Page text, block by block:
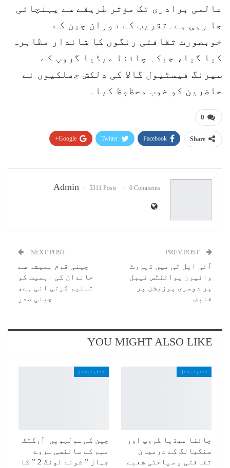
عالمی برادری تک مؤثر طریقے سے پہنچائی
جا رہی ہے۔تقریب کے دوران چین کے
خوبصورت ثقافتی رنگوں کا شاندار مظاہرہ
کیا گیا، جبکہ چائنا میڈیا گروپ کے
سپرنگ فیسٹیول گالا کی دلکش جھلکیوں نے
حاضرین کو خوب محظوظ کیا۔
0
Share
Facebook
Twitter
Google+
Admin 5311 Posts 0 Comments
آئی ایل ٹی میں ڈیزرٹ
وائپرز پوائنٹس ٹیبل
پر دوسری پوزیشن پر
قابض
NEXT POST
چینی قوم ہمیشہ سے
خاندان کی اہمیت کو
تسلیم کرتی آئی ہے،
چینی صدر
YOU MIGHT ALSO LIKE
انٹرنیشنل
چائنا میڈیا گروپ اور
سنکیانگ کے درمیان
ثقافتی و سیاحتی شعبے
انٹرنیشنل
چین کی سولہویں آرکٹک
مہم کے سائنسی سروے
جہاز ” شوئے لونگ 2 ” کا